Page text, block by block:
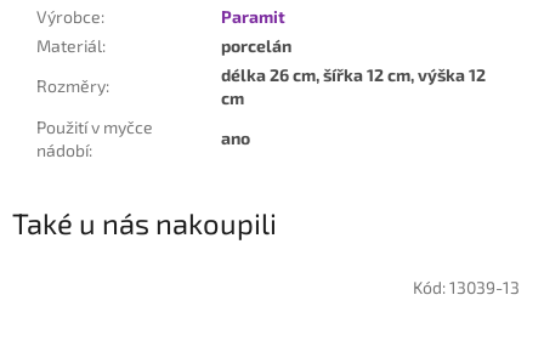
Výrobce:
Paramit
Materiál:
porcelán
Rozměry:
délka 26 cm, šířka 12 cm, výška 12
cm
Použití v myčce
nádobí:
ano
Také u nás nakoupili
Kód:13039-13